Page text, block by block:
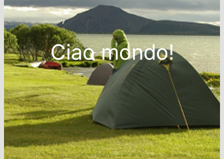
Ciao mondo!